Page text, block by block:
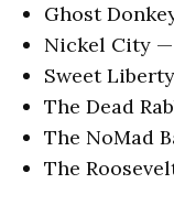
Ghost
Nickel City
Sweet
The Dead
The NoMad
The